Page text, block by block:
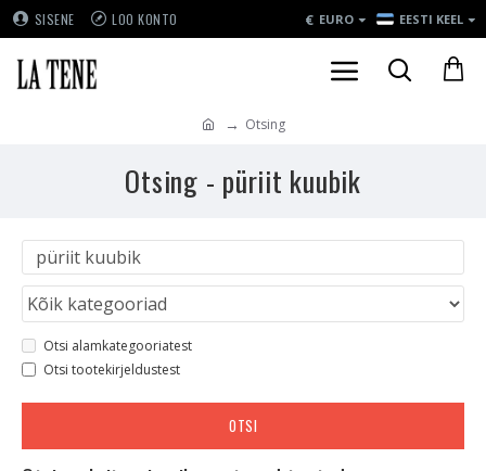
SISENE LOO KONTO € EURO EESTI KEEL
Otsing
Otsing - püriit kuubik
Otsi alamkategooriatest
Otsi tootekirjeldustest
OTSI